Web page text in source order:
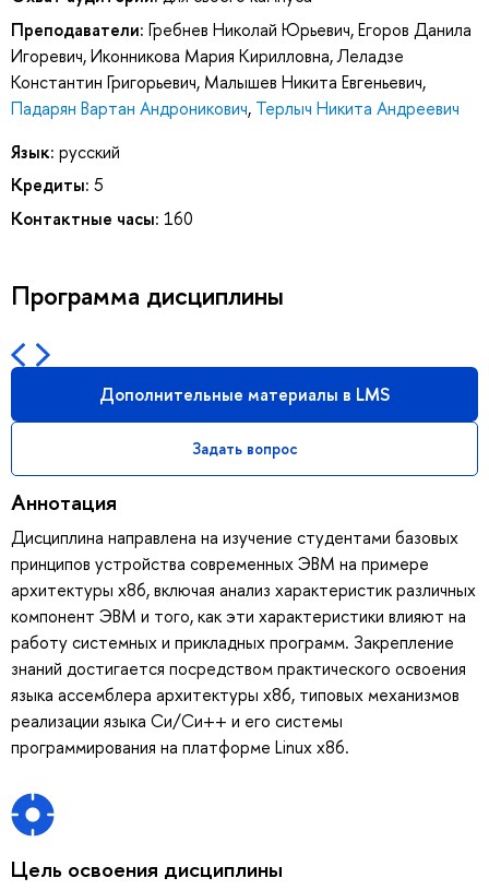
Преподаватели: Гребнев Николай Юрьевич,Егоров Данила
Игоревич,Иконникова Мария Кирилловна,Леладзе
Константин Григорьевич, Малышев Никита Евгеньевич,
Падарян Вартан Андроникович, Терлыч Никита Андреевич
Язык: русский
Кредиты: 5
Контактные часы: 160
Программа дисциплины
Дополнительные материалы в LMS
Задать вопрос
Аннотация
Дисциплина направлена на изучение студентами базовых
принципов устройства современных ЭВМ на примере
архитектуры x86, включая анализ характеристик различных
компонент ЭВМ и того, как эти характеристики влияют на
работу системных и прикладных программ. Закрепление
знаний достигается посредством практического освоения
языка ассемблера архитектуры x86, типовых механизмов
реализации языка Си/Си++ и его системы
программирования на платформе Linux x86.
Цель освоения дисциплины